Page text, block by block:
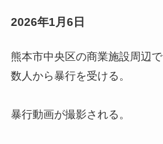
2026年1月6日
熊本市中央区の商業施設周辺
数人から暴行を受ける。
暴行動画が撮影される。